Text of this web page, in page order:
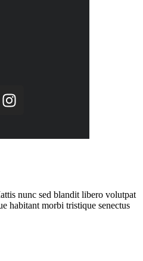
nunc sed blandit libero volutpat
habitant morbi tristique senectus